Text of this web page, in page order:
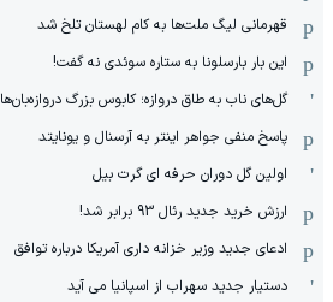
قهرمانی لیگ ملت‌ها به کام لهستان تلخ شد
این بار بارسلونا به ستاره سوئدی نه گفت!
گل‌های ناب به طاق دروازه؛ کابوس بزرگ دروازه‌بان‌ها
پاسخ منفی جواهر اینتر به آرسنال و یونایتد
اولین گل دوران حرفه ای گرت بیل
ارزش خرید جدید رئال 93 برابر شد!
ادعای جدید وزیر خزانه داری آمریکا درباره توافق
دستیار جدید سهراب از اسپانیا می آید